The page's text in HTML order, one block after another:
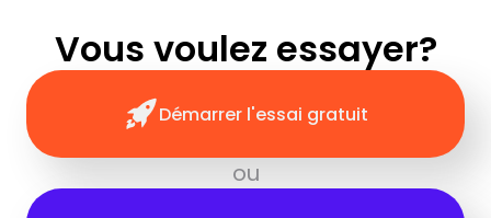
Vous voulez essayer?
Démarrer l'essai gratuit
ou